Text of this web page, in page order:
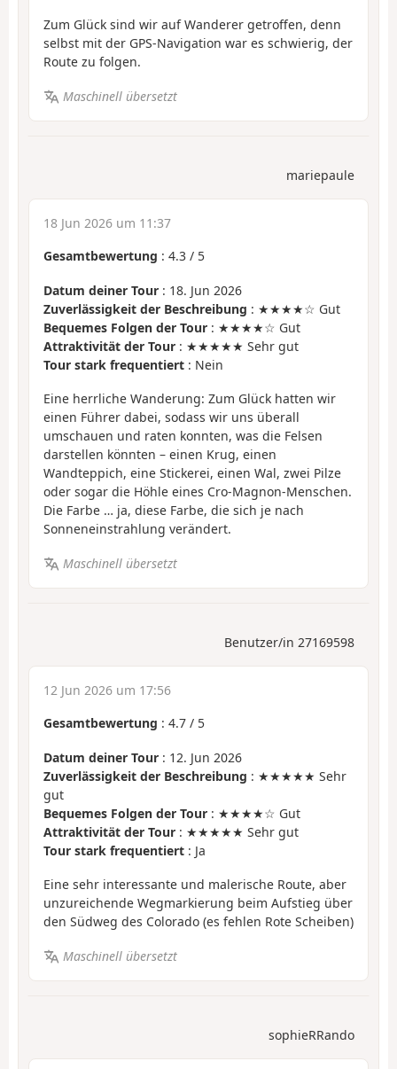
Zum Glück sind wir auf Wanderer getroffen, denn
selbst mit der GPS-Navigation war es schwierig, der
Route zu folgen.
Maschinell übersetzt
mariepaule
18 Jun 2026 um 11:37
Gesamtbewertung : 4.3 / 5
Datum deiner Tour : 18. Jun 2026
Zuverlässigkeit der Beschreibung : ★★★★☆ Gut
Bequemes Folgen der Tour : ★★★★☆ Gut
Attraktivität der Tour : ★★★★★ Sehr gut
Tour stark frequentiert : Nein
Eine herrliche Wanderung: Zum Glück hatten wir
einen Führer dabei, sodass wir uns überall
umschauen und raten konnten, was die Felsen
darstellen könnten – einen Krug, einen
Wandteppich, eine Stickerei, einen Wal, zwei Pilze
oder sogar die Höhle eines Cro-Magnon-Menschen.
Die Farbe … ja, diese Farbe, die sich je nach
Sonneneinstrahlung verändert.
Maschinell übersetzt
Benutzer/in 27169598
12 Jun 2026 um 17:56
Gesamtbewertung : 4.7 / 5
Datum deiner Tour : 12. Jun 2026
Zuverlässigkeit der Beschreibung : ★★★★★ Sehr
gut
Bequemes Folgen der Tour : ★★★★☆ Gut
Attraktivität der Tour : ★★★★★ Sehr gut
Tour stark frequentiert : Ja
Eine sehr interessante und malerische Route, aber
unzureichende Wegmarkierung beim Aufstieg über
den Südweg des Colorado (es fehlen Rote Scheiben)
Maschinell übersetzt
sophieRRando